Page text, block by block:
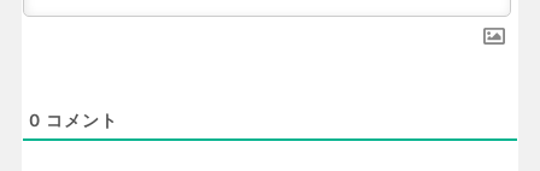
0 コメント